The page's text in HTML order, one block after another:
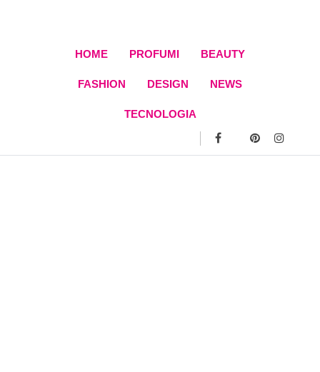
HOME PROFUMI BEAUTY
FASHION DESIGN NEWS
TECNOLOGIA